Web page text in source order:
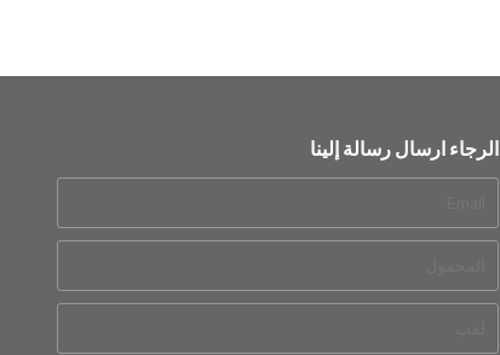
الرجاء ارسال رسالة إلينا